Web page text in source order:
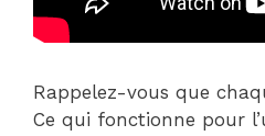
Rappelez-vous que
Ce qui fonctionne pour